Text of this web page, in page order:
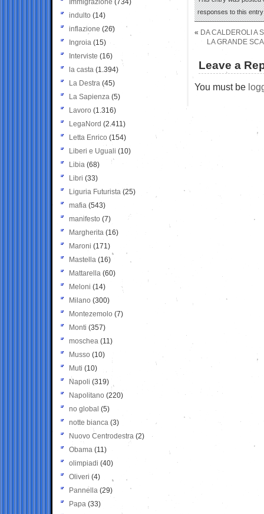
responses to this
« DA CALDEROLI A
LA GRANDE
Leave a
You must be
Immigrazione (734)
indulto (14)
inflazione (26)
Ingroia (15)
Interviste (16)
la casta (1.394)
La Destra (45)
La Sapienza (5)
Lavoro (1.316)
LegaNord (2.411)
Letta Enrico (154)
Liberi e Uguali (10)
Libia (68)
Libri (33)
Liguria Futurista (25)
mafia (543)
manifesto (7)
Margherita (16)
Maroni (171)
Mastella (16)
Mattarella (60)
Meloni (14)
Milano (300)
Montezemolo (7)
Monti (357)
moschea (11)
Musso (10)
Muti (10)
Napoli (319)
Napolitano (220)
no global (5)
notte bianca (3)
Nuovo Centrodestra (2)
Obama (11)
olimpiadi (40)
Oliveri (4)
Pannella (29)
Papa (33)